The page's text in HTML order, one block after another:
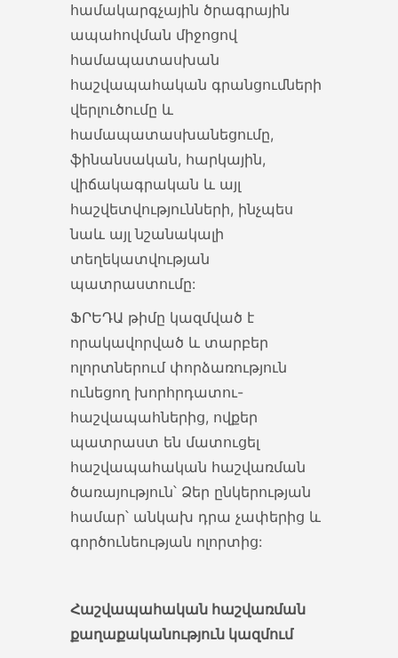
ՆԵՐՄՈՒԾՎՈՂ ՍՊԻՏԱԿ ՇԱՔԱՐԻ
ՆԿԱՏՄԱՄԲ ՍԱԿԱԳՆԱՅԻՆ ՔՎՈՏԱ
ԿԻՐԱՌԵԼՈՒ ՄԱՍԻՆ 2022...
13 Apr 2022
Գործուղման ծախսերի փոփոխություն
Գործուղման ծախսերի չափերի և
հաշվարկման կարգի
փոփոխություններ նվազել է...
13 Apr 2022
Գյուղատնտեսական ապրանքների
ներմուծման քվոտա
ՆԵՐՄՈՒԾՎՈՂ ԱՌԱՆՁԻՆ ՏԵՍԱԿԻ
ԳՅՈՒՂԱՏՆՏԵՍԱԿԱՆ
ԱՊՐԱՆՔՆԵՐԻ ՆԿԱՏՄԱՄԲ
ՍԱԿԱԳՆԱՅԻՆ ՔՎՈՏԱՅԻ
ԿԻՐԱՌՈՒՄ...
13 Apr 2022
Բրձի ներմուծում առանց մաքսատուրքի
ներմուծումը մաքսատուրքի
տոկոս դրույքաչափով 2022
համակարգչային ծրագրային
ապահովման միջոցով
համապատասխան
հաշվապահական գրանցումների
վերլուծումը և
համապատասխանեցումը,
ֆինանսական, հարկային,
վիճակագրական և այլ
հաշվետվությունների, ինչպես
նաև այլ նշանակալի
տեղեկատվության
պատրաստումը:
ՖՐԵԴԱ թիմը կազմված է
որակավորված և տարբեր
ոլորտներում փորձառություն
ունեցող խորհրդատու-
հաշվապահներից, ովքեր
պատրաստ են մատուցել
հաշվապահական հաշվառման
ծառայություն՝ Ձեր ընկերության
համար՝ անկախ դրա չափերից և
գործունեության ոլորտից:
Հաշվապահական հաշվառման
քաղաքականություն կազմում